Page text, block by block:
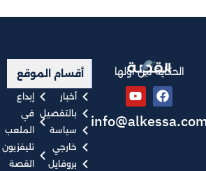
الحكاية من أولها أقسام الموقع
أخبار
بالتفصيل
سياسة
خارجي
بروفايل
إبداع
في
الملعب
تليفزيون
القصة